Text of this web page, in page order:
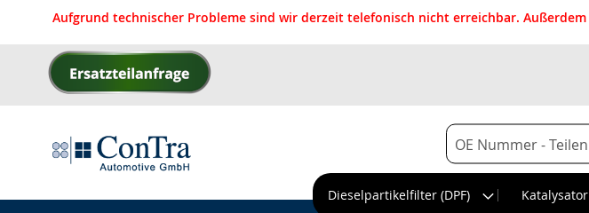
Aufgrund technischer Probleme sind wir derzeit telefonisch nicht erreichbar.
Direkt
zum
Suche
Dieselpartikelfilter (DPF)
Katalysator